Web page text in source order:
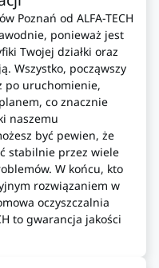
Poznań od ALFA-TECH
ponieważ jest
Twojej działki oraz
Wszystko, począwszy
po uruchomienie,
co znacznie
naszemu
być pewien, że
stabilnie przez wiele
W końcu, kto
rozwiązaniem w
oczyszczalnia
to gwarancja jakości